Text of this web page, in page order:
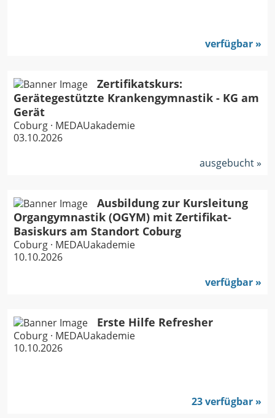
verfügbar
Zertifikatskurs:
Gerätegestützte Krankengymnastik - KG am
Gerät
Coburg · MEDAUakademie
03.10.2026
ausgebucht
Ausbildung zur Kursleitung
Organgymnastik (OGYM) mit Zertifikat-
Basiskurs am Standort Coburg
Coburg · MEDAUakademie
10.10.2026
verfügbar
Erste Hilfe Refresher
Coburg · MEDAUakademie
10.10.2026
23 verfügbar